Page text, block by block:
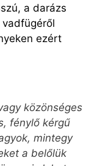
a darázs
ezért
közönséges
fénylő kérgű
mintegy
a belőlük